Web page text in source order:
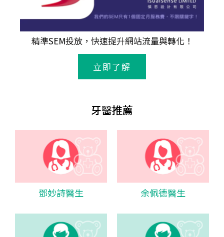
精準SEM投放，快速提升網站流量與轉化！
立即了解
牙醫推薦
鄧妙詩醫生 余佩德醫生